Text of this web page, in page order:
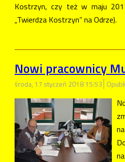
Kostrzyn, czy też w maju
„Twierdza Kostrzyn” na Odrze).
Nowi pracownicy
środa, 17 styczeń 2018 15:53